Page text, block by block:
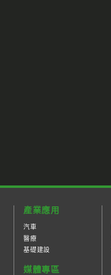
產業應用
汽車
醫療
基礎建設
媒體專區